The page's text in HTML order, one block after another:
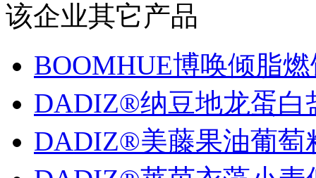
该企业其它产品
BOOMHUE博唤倾脂
DADIZ®纳豆地龙蛋白
DADIZ®美藤果油葡萄